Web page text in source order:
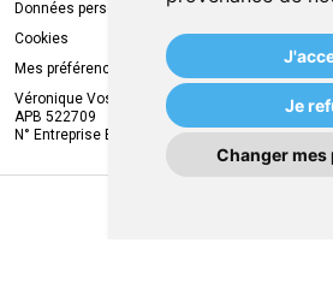
Je
Changer mes
Données personnelles
Cookies
Mes préférences Cookies
Véronique Vos
APB 522709
N° Entreprise BE0749.944.612